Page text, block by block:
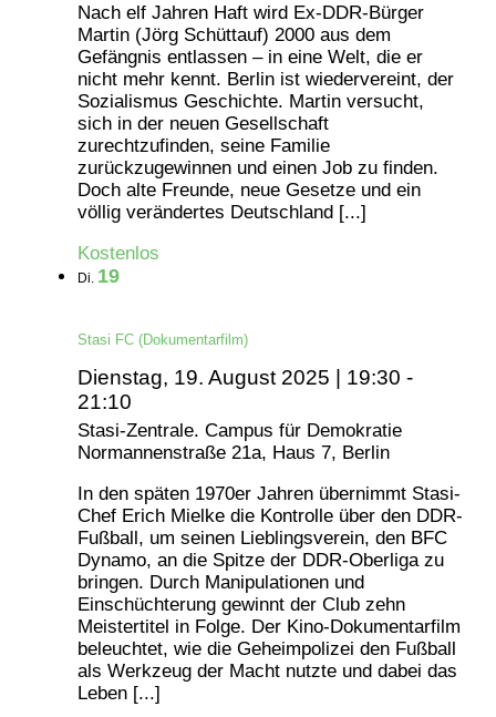
Nach elf Jahren Haft wird Ex-DDR-Bürger
Martin (Jörg Schüttauf) 2000 aus dem
Gefängnis entlassen – in eine Welt, die er
nicht mehr kennt. Berlin ist wiedervereint, der
Sozialismus Geschichte. Martin versucht,
sich in der neuen Gesellschaft
zurechtzufinden, seine Familie
zurückzugewinnen und einen Job zu finden.
Doch alte Freunde, neue Gesetze und ein
völlig verändertes Deutschland [...]
Kostenlos
Di. 19
Stasi FC (Dokumentarfilm)
Dienstag, 19. August 2025 | 19:30 -
21:10
Stasi-Zentrale. Campus für Demokratie
Normannenstraße 21a, Haus 7, Berlin
In den späten 1970er Jahren übernimmt Stasi-
Chef Erich Mielke die Kontrolle über den DDR-
Fußball, um seinen Lieblingsverein, den BFC
Dynamo, an die Spitze der DDR-Oberliga zu
bringen. Durch Manipulationen und
Einschüchterung gewinnt der Club zehn
Meistertitel in Folge. Der Kino-Dokumentarfilm
beleuchtet, wie die Geheimpolizei den Fußball
als Werkzeug der Macht nutzte und dabei das
Leben [...]